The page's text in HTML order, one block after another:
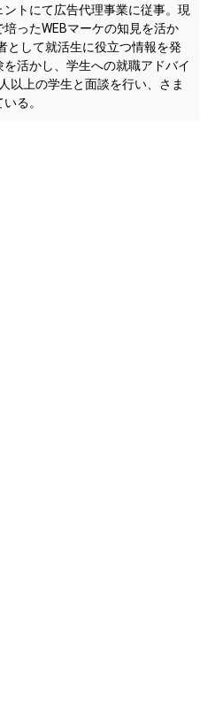
トにて広告代理事業に従事。現
ったWEBマーケの知見を活か
として就活生に役立つ情報を発
活かし、学生への就職アドバイ
以上の学生と面談を行い、さま
る。